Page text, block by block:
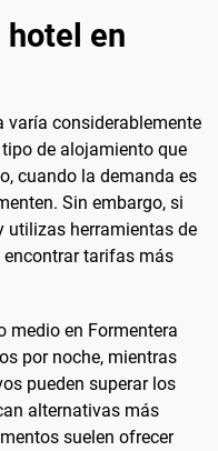
hotel en
varía considerablemente
de alojamiento que
cuando la demanda es
Sin embargo, si
utilizas herramientas de
encontrar tarifas más
medio en Formentera
por noche, mientras
pueden superar los
alternativas más
suelen ofrecer